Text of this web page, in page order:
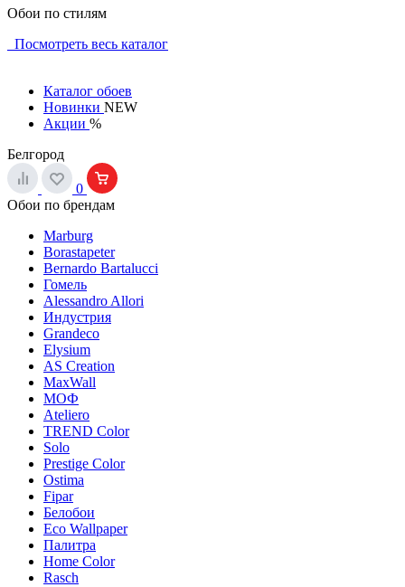
Обои по стилям
Посмотреть весь каталог
Каталог обоев
Новинки NEW
Акции %
Белгород
0
Обои по брендам
Marburg
Borastapeter
Bernardo Bartalucci
Гомель
Alessandro Allori
Индустрия
Grandeco
Elysium
AS Creation
MaxWall
МОФ
Ateliero
TREND Color
Solo
Prestige Color
Ostima
Fipar
Белобои
Eco Wallpaper
Палитра
Home Color
Rasch